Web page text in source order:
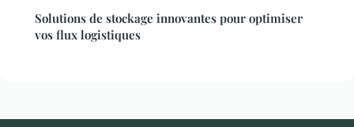
Solutions de stockage innovantes pour optimiser
vos flux logistiques